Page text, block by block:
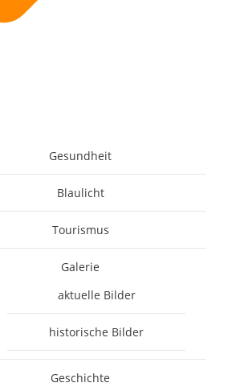
Gesundheit
Blaulicht
Tourismus
Galerie
aktuelle Bilder
historische Bilder
Geschichte